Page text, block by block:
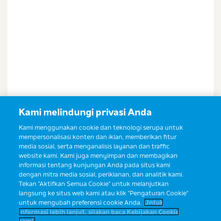
Kami melindungi privasi Anda
Kami menggunakan cookie dan teknologi serupa untuk
mempersonalisasi konten dan iklan, memberikan fitur
media sosial, serta menganalisis layanan dan traffic
website kami. Kami juga menyimpan dan membagikan
informasi tentang kunjungan Anda pada situs kami
dengan mitra media sosial, periklanan, dan analitik kami.
Tekan "Aktifkan Semua Cookie" untuk melanjutkan
langsung ke situs web kami atau klik "Pengaturan Cookie"
untuk mengubah preferensi cookie Anda. Untuk
informasi lebih lanjut, silakan baca Kebijakan Cookie